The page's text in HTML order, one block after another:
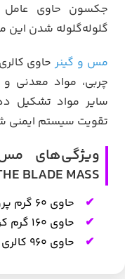
جکسون حاوی
گلوله‌گلوله‌ شدن
مس و گینرحاوی کالری
چربی، مواد معدنی و
سایر مواد تشکیل
تقویت سیستم ایمنی
ویژگی‌های
BLADE MASS
حاوی ۶۰ گرم پروتئین
حاوی ۱۶۰ گرم کربوهیدرات
حاوی ۹۶۰ کالری